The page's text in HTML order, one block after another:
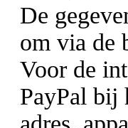
De
om via de
Voor de
PayPal bij